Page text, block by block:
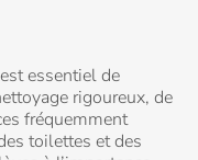
essentiel de
rigoureux, de
fréquemment
toilettes et des